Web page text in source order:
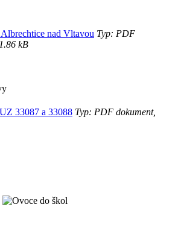
nad Vltavou Typ: PDF
kB
33087 a 33088 Typ: PDF dokument,